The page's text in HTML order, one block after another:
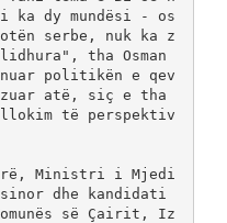
ka dy mundësi - os
serbe, nuk ka z
tha Osman
politikën e qev
atë, siç e tha
të perspektiv
Ministri i Mjedi
dhe kandidati
së Çairit, Iz